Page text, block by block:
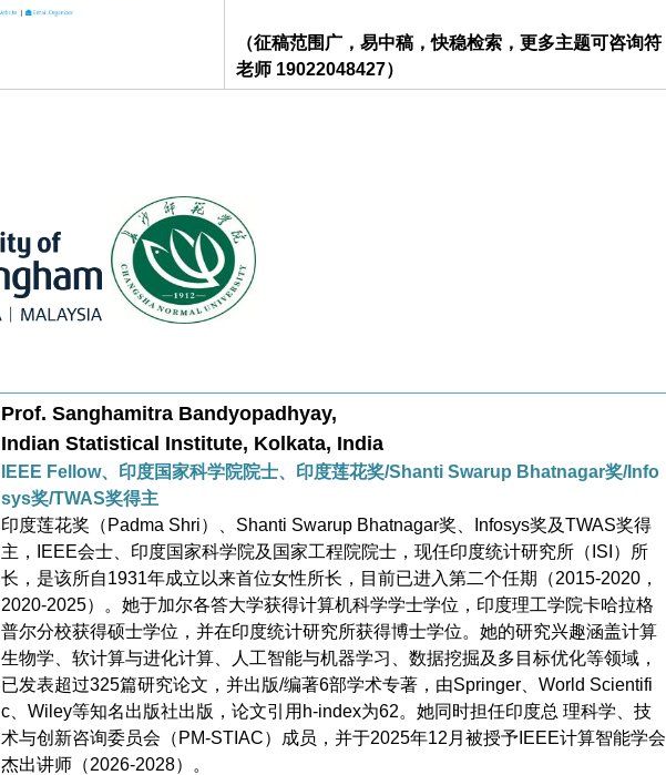
（征稿范围广，易中稿，快稳检索，更多主题可咨询符
老师 19022048427）
Prof. Sanghamitra Bandyopadhyay,
Indian Statistical Institute, Kolkata, India
IEEE Fellow、印度国家科学院院士、印度莲花奖/Shanti Swarup Bhatnagar奖/Info
sys奖/TWAS奖得主
印度莲花奖（Padma Shri）、Shanti Swarup Bhatnagar奖、Infosys奖及TWAS奖得
主，IEEE会士、印度国家科学院及国家工程院院士，现任印度统计研究所（ISI）所
长，是该所自1931年成立以来首位女性所长，目前已进入第二个任期（2015-2020，
2020-2025）。她于加尔各答大学获得计算机科学学士学位，印度理工学院卡哈拉格
普尔分校获得硕士学位，并在印度统计研究所获得博士学位。她的研究兴趣涵盖计算
生物学、软计算与进化计算、人工智能与机器学习、数据挖掘及多目标优化等领域，
已发表超过325篇研究论文，并出版/编著6部学术专著，由Springer、World Scientifi
c、Wiley等知名出版社出版，论文引用h-index为62。她同时担任印度总 理科学、技
术与创新咨询委员会（PM-STIAC）成员，并于2025年12月被授予IEEE计算智能学会
杰出讲师（2026-2028）。